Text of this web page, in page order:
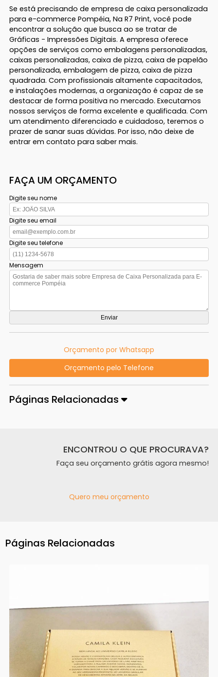
Se está precisando de empresa de caixa personalizada
para e-commerce Pompéia, Na R7 Print, você pode
encontrar a solução que busca ao se tratar de
Gráficas - Impressões Digitais. A empresa oferece
opções de serviços como embalagens personalizadas,
caixas personalizadas, caixa de pizza, caixa de papelão
personalizada, embalagem de pizza, caixa de pizza
quadrada. Com profissionais altamente capacitados,
e instalações modernas, a organização é capaz de se
destacar de forma positiva no mercado. Executamos
nossos serviços de forma excelente e qualificada. Com
um atendimento diferenciado e cuidadoso, teremos o
prazer de sanar suas dúvidas. Por isso, não deixe de
entrar em contato para saber mais.
FAÇA UM ORÇAMENTO
Digite seu nome
Digite seu email
Digite seu telefone
Mensagem
Orçamento por Whatsapp
Orçamento pelo Telefone
Páginas Relacionadas
ENCONTROU O QUE PROCURAVA?
Faça seu orçamento grátis agora mesmo!
Quero meu orçamento
Páginas Relacionadas